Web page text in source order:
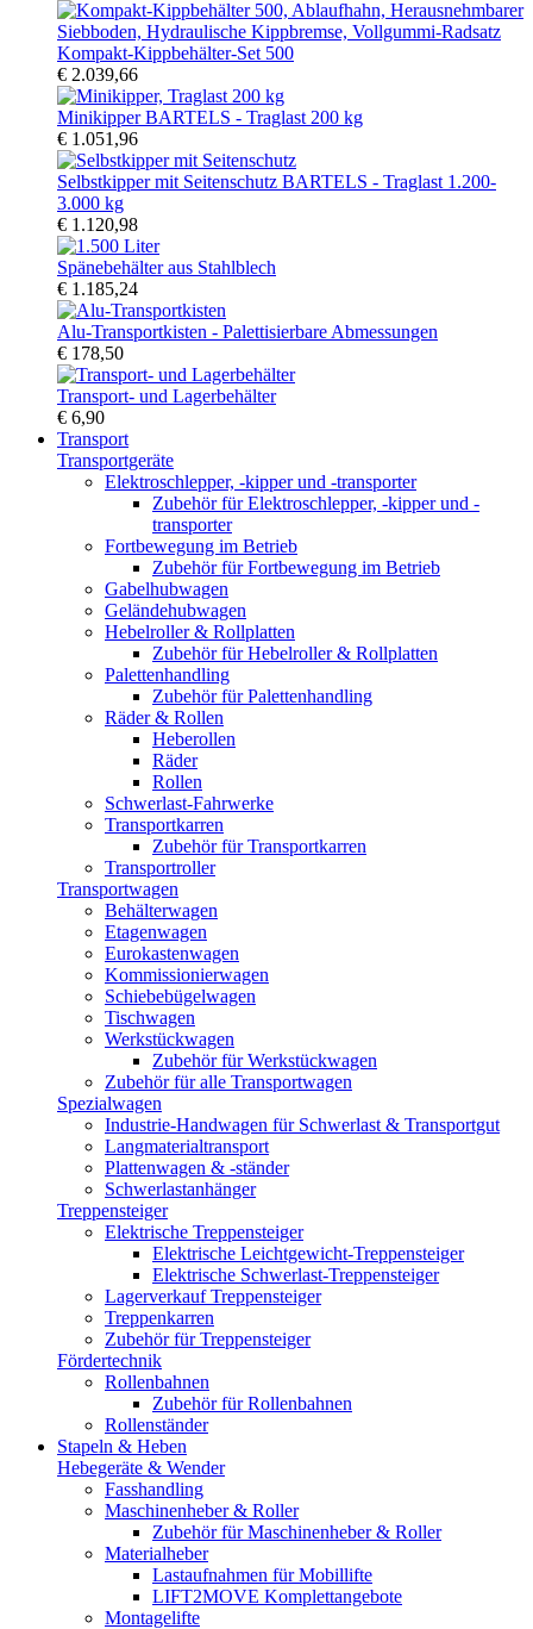
Kompakt-Kippbehälter-Set 500
€ 2.039,66
Minikipper BARTELS - Traglast 200 kg
€ 1.051,96
Selbstkipper mit Seitenschutz BARTELS - Traglast 1.200-
3.000 kg
€ 1.120,98
Spänebehälter aus Stahlblech
€ 1.185,24
Alu-Transportkisten - Palettisierbare Abmessungen
€ 178,50
Transport- und Lagerbehälter
€ 6,90
Transport
Transportgeräte
Elektroschlepper, -kipper und -transporter
Zubehör für Elektroschlepper, -kipper und -
transporter
Fortbewegung im Betrieb
Zubehör für Fortbewegung im Betrieb
Gabelhubwagen
Geländehubwagen
Hebelroller & Rollplatten
Zubehör für Hebelroller & Rollplatten
Palettenhandling
Zubehör für Palettenhandling
Räder & Rollen
Heberollen
Räder
Rollen
Schwerlast-Fahrwerke
Transportkarren
Zubehör für Transportkarren
Transportroller
Transportwagen
Behälterwagen
Etagenwagen
Eurokastenwagen
Kommissionierwagen
Schiebebügelwagen
Tischwagen
Werkstückwagen
Zubehör für Werkstückwagen
Zubehör für alle Transportwagen
Spezialwagen
Industrie-Handwagen für Schwerlast & Transportgut
Langmaterialtransport
Plattenwagen & -ständer
Schwerlastanhänger
Treppensteiger
Elektrische Treppensteiger
Elektrische Leichtgewicht-Treppensteiger
Elektrische Schwerlast-Treppensteiger
Lagerverkauf Treppensteiger
Treppenkarren
Zubehör für Treppensteiger
Fördertechnik
Rollenbahnen
Zubehör für Rollenbahnen
Rollenständer
Stapeln & Heben
Hebegeräte & Wender
Fasshandling
Maschinenheber & Roller
Zubehör für Maschinenheber & Roller
Materialheber
Lastaufnahmen für Mobillifte
LIFT2MOVE Komplettangebote
Montagelifte